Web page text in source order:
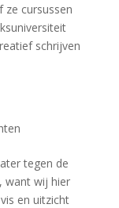
ze cursussen
schrijven
tegen de
want wij hier
en uitzicht